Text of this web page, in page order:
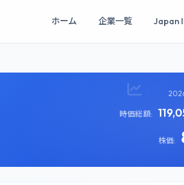
ホーム 企業一覧 Japan
時価総額:
株価: